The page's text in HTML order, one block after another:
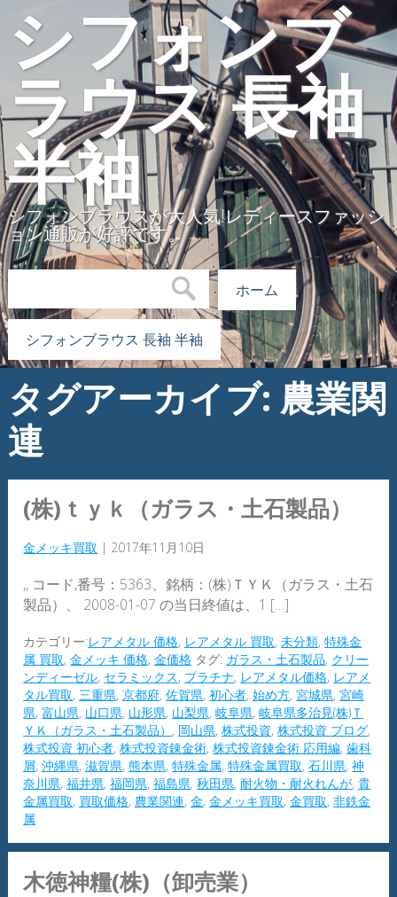
シフォンブ
ラウス 長袖
半袖
シフォンブラウスが大人気!レディースファッシ
ョン通販が好評です。
検索:
ホーム
シフォンブラウス 長袖 半袖
タグアーカイブ: 農業関
連
(株)ｔｙｋ（ガラス・土石製品）
金メッキ買取 | 2017年11月10日
,, コード,番号：5363、銘柄：(株)ＴＹＫ（ガラス・土石
製品）、 2008-01-07 の当日終値は、1 […]
カテゴリー:レアメタル 価格, レアメタル 買取,未分類,特殊金
属 買取,金メッキ 価格,金価格 タグ: ガラス・土石製品, クリー
ンディーゼル, セラミックス, プラチナ, レアメタル価格, レアメ
タル買取,三重県,京都府,佐賀県,初心者,始め方,宮城県,宮崎
県,富山県, 山口県, 山形県, 山梨県,岐阜県,岐阜県多治見(株)Ｔ
ＹＫ（ガラス・土石製品） , 岡山県,株式投資,株式投資 ブログ,
株式投資 初心者,株式投資錬金術,株式投資錬金術 応用編,歯科
屑,沖縄県,滋賀県,熊本県,特殊金属,特殊金属買取,石川県,神
奈川県,福井県,福岡県,福島県,秋田県,耐火物・耐火れんが,貴
金属買取, 買取価格, 農業関連,金,金メッキ買取,金買取,非鉄金
属
木徳神糧(株)（卸売業）